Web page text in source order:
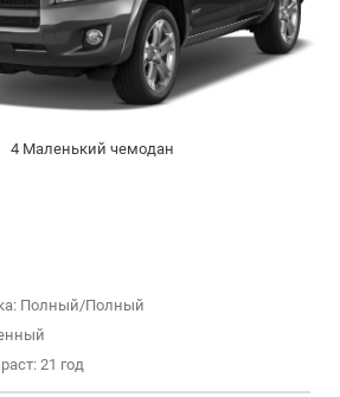
4 Маленький чемодан
Полный/Полный
21 год